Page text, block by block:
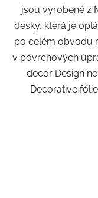
jsou vyrobené z
desky, která je
po celém obvodu
v povrchových
decor Design
Decorative